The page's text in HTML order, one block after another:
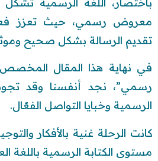
معروض رسمي، حيث تعزز
تقديم الرسالة بشكل صحيح
في نهاية هذا المقال
رسمي”، نجد أنفسنا وقد
الرسمية وخبايا التواصل الفعّال.
كانت الرحلة غنية بالأفكار
مستوى الكتابة الرسمية باللغة